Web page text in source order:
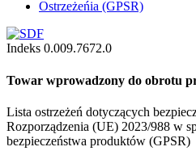
Ostrzeżeńia (GPSR)
Indeks 0.009.7672.0
Towar wprowadzony do obrotu
Lista ostrzeżeń dotyczących
Rozporządzenia (UE) 2023/988 w
bezpieczeństwa produktów (GPSR)